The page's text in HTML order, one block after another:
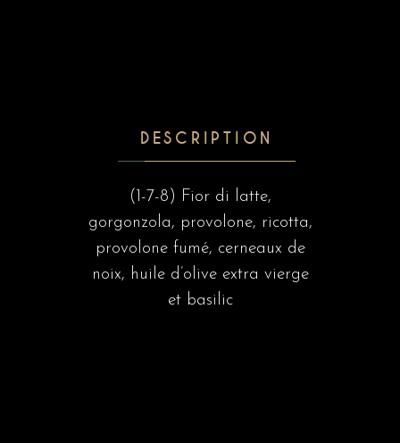
DESCRIPTION
(1-7-8) Fior di latte,
gorgonzola, provolone, ricotta,
provolone fumé, cerneaux de
noix, huile d’olive extra vierge
et basilic